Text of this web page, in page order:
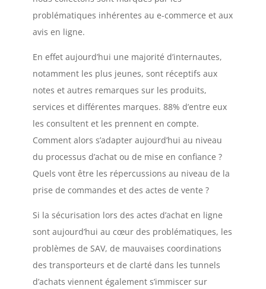
problématiques inhérentes au e-commerce et aux
avis en ligne.
En effet aujourd’hui une majorité d’internautes,
notamment les plus jeunes, sont réceptifs aux
notes et autres remarques sur les produits,
services et différentes marques. 88% d’entre eux
les consultent et les prennent en compte.
Comment alors s’adapter aujourd’hui au niveau
du processus d’achat ou de mise en confiance ?
Quels vont être les répercussions au niveau de la
prise de commandes et des actes de vente ?
Si la sécurisation lors des actes d’achat en ligne
sont aujourd’hui au cœur des problématiques, les
problèmes de SAV, de mauvaises coordinations
des transporteurs et de clarté dans les tunnels
d’achats viennent également s’immiscer sur